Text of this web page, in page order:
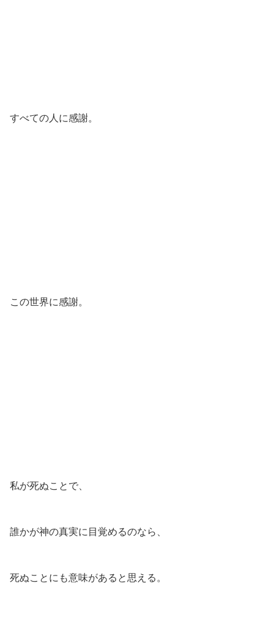
すべての人に感謝。
この世界に感謝。
私が死ぬことで、
誰かが神の真実に目覚めるのなら、
死ぬことにも意味があると思える。